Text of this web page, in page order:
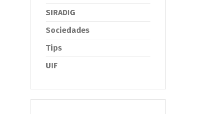
SIRADIG
Sociedades
Tips
UIF